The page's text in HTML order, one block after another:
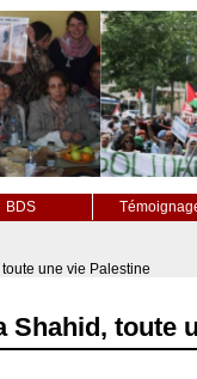
BDS
une vie Palestine
Shahid, toute